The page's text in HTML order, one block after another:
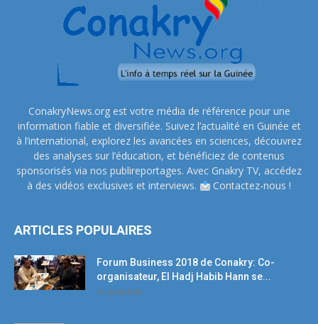
ConakryNews.org est votre média de référence pour une
information fiable et diversifiée. Suivez l’actualité en Guinée et
à l’international, explorez les avancées en sciences, découvrez
des analyses sur l’éducation, et bénéficiez de contenus
sponsorisés via nos publireportages. Avec Gnakry TV, accédez
à des vidéos exclusives et interviews.
Contactez-nous !
ARTICLES POPULAIRES
Forum Business 2018 de Conakry: Co-
organisateur, El Hadj Habib Hann se...
19 avril 2018